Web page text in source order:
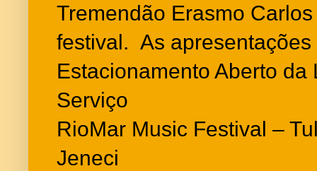
Tremendão Erasmo
festival. As
Estacionamento Aberto da
Serviço
RioMar Music Festival –
Jeneci